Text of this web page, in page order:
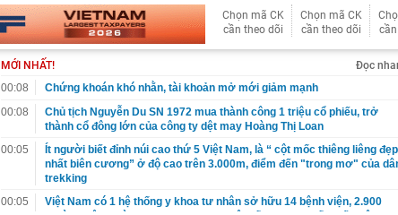
Chọn mã CK
cần theo dõi
Chọn mã CK
cần theo dõi
MỚI NHẤT!
Đọc
00:08
Chứng khoán khó nhằn, tài khoản mở mới giảm mạnh
00:08
Chủ tịch Nguyễn Du SN 1972 mua thành công 1 triệu cổ phiếu, trở
thành cổ đông lớn của công ty dệt may Hoàng Thị Loan
00:05
Ít người biết đỉnh núi cao thứ 5 Việt Nam, là “ cột mốc thiêng liêng đẹp
nhất biên cương” ở độ cao trên 3.000m, điểm đến "trong mơ" của
trekking
00:05
Việt Nam có 1 hệ thống y khoa tư nhân sở hữu 14 bệnh viện, 2.900